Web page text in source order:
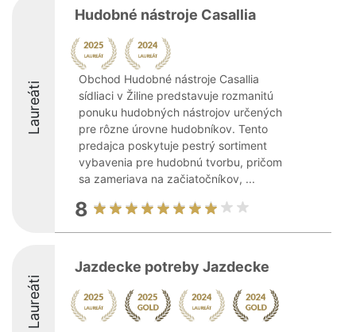
Laureáti
Hudobné nástroje Casallia
Obchod Hudobné nástroje Casallia
sídliaci v Žiline predstavuje rozmanitú
ponuku hudobných nástrojov určených
pre rôzne úrovne hudobníkov. Tento
predajca poskytuje pestrý sortiment
vybavenia pre hudobnú tvorbu, pričom
sa zameriava na začiatočníkov, ...
8
Laureáti
Jazdecke potreby Jazdecke